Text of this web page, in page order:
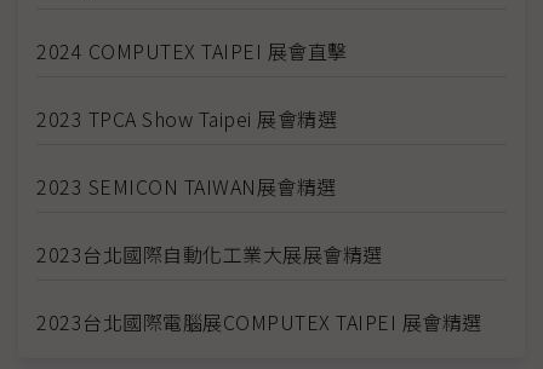
2024 COMPUTEX TAIPEI 展會直擊
2023 TPCA Show Taipei 展會精選
2023 SEMICON TAIWAN展會精選
2023台北國際自動化工業大展展會精選
2023台北國際電腦展COMPUTEX TAIPEI 展會精選